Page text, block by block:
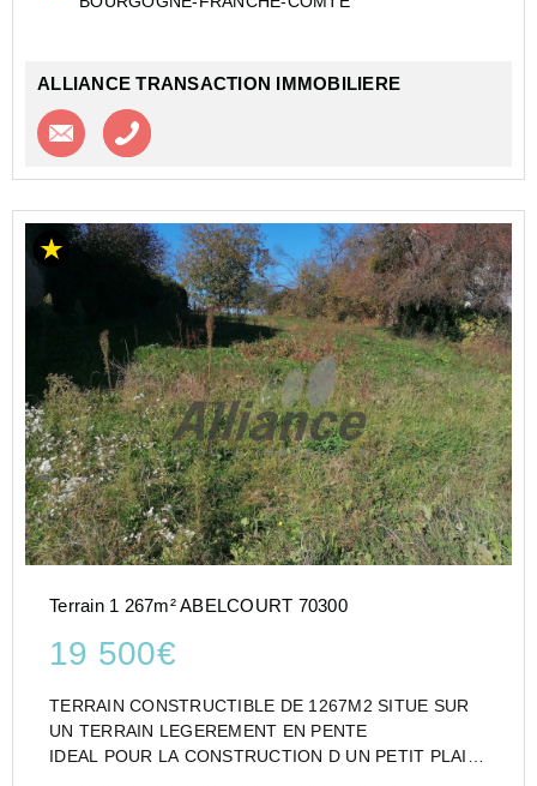
PIED.
ALLIANCE TRANSACTION IMMOBILIERE
Contacter l'agence
Terrain 1 267m² ABELCOURT 70300
19 500€
TERRAIN CONSTRUCTIBLE DE 1267M2 SITUE SUR
UN TERRAIN LEGEREMENT EN PENTE
IDEAL POUR LA CONSTRUCTION D UN PETIT PLAIN